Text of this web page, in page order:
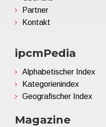
Partner
Kontakt
ipcmPedia
Alphabetischer Index
Kategorienindex
Geografischer Index
Magazine